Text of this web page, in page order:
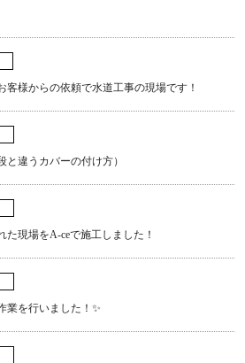
客様からの依頼で水道工事の現場です！
違うカバーの付け方）
現場をA-ceで施工しました！
業を行いました！✨